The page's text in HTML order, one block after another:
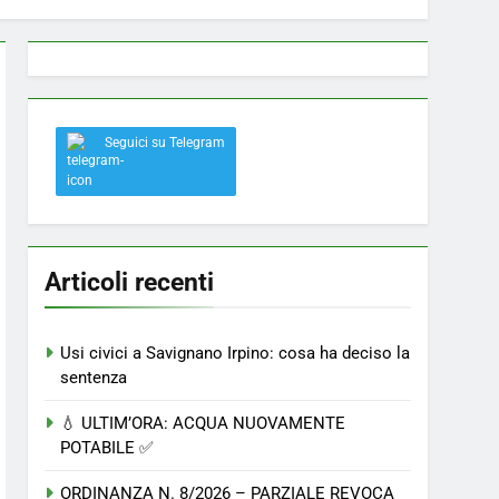
a Savignano: misura anti-rapina fino alle 8:30
nostro paese
Seguici su Telegram
Articoli recenti
Usi civici a Savignano Irpino: cosa ha deciso la
sentenza
💧 ULTIM’ORA: ACQUA NUOVAMENTE
POTABILE ✅
ORDINANZA N. 8/2026 – PARZIALE REVOCA